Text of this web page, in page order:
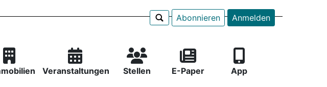
Abonnieren Anmelden
Veranstaltungen Stellen E-Paper App